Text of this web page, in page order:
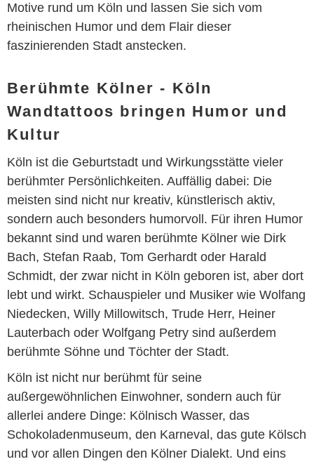
Motive rund um Köln und lassen Sie sich vom
rheinischen Humor und dem Flair dieser
faszinierenden Stadt anstecken.
Berühmte Kölner - Köln
Wandtattoos bringen Humor und
Kultur
Köln ist die Geburtstadt und Wirkungsstätte vieler
berühmter Persönlichkeiten. Auffällig dabei: Die
meisten sind nicht nur kreativ, künstlerisch aktiv,
sondern auch besonders humorvoll. Für ihren Humor
bekannt sind und waren berühmte Kölner wie Dirk
Bach, Stefan Raab, Tom Gerhardt oder Harald
Schmidt, der zwar nicht in Köln geboren ist, aber dort
lebt und wirkt. Schauspieler und Musiker wie Wolfang
Niedecken, Willy Millowitsch, Trude Herr, Heiner
Lauterbach oder Wolfgang Petry sind außerdem
berühmte Söhne und Töchter der Stadt.
Köln ist nicht nur berühmt für seine
außergewöhnlichen Einwohner, sondern auch für
allerlei andere Dinge: Kölnisch Wasser, das
Schokoladenmuseum, den Karneval, das gute Kölsch
und vor allen Dingen den Kölner Dialekt. Und eins